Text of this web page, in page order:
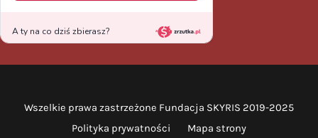
Wszelkie prawa zastrzeżone Fundacja SKYRIS 2019-2025
Polityka prywatności
Mapa strony